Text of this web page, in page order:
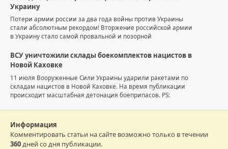
Украину
Потери армии россии за два года войны против Украины
стали абсолютным рекордом! Вторжение российской армии
в Украину стало самой провальной и позорной
ВСУ уничтожили склады боекомплектов нацистов в
Новой Каховке
11 июля Вооруженные Сили Украины ударили ракетами по
складам нацистов в Новой Каховке. На время публикации
происходит масштабная детонация боеприпасов. PS:
Информация
Комментировать статьи на сайте возможно только в течении
360дней со дня публикации.